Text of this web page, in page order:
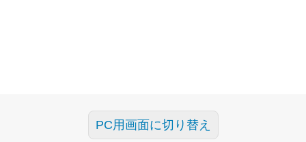
PC用画面に切り替え